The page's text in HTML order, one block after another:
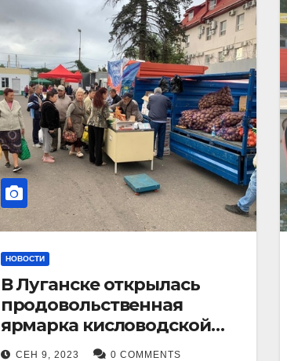
НОВОСТИ
В Луганске открылась
продовольственная
ярмарка кисловодской
продукции.
СЕН 9, 2023 0 COMMENTS